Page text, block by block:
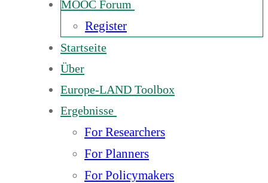
MOOC Forum
Register
Startseite
Über
Europe-LAND Toolbox
Ergebnisse
For Researchers
For Planners
For Policymakers